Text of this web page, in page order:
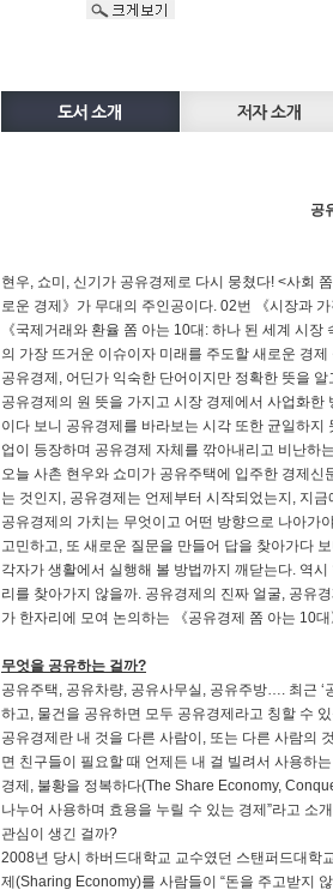
공
현우, 쇼미, 신기가 공유경제로 다시 뭉쳤다! <사회
로운 경제》가 무대의 주인공이다. 02번 《시장과
《국제거래와 환율 쫌 아는 10대: 하나 된 세계 시
의 가장 뜨거운 이슈이자 미래를 주도할 새로운 경
공유경제, 어딘가 익숙한 단어이지만 정확한 뜻을
공유경제의 원 뜻을 가지고 시장 경제에서 사업화
이다 보니 공유경제를 바라보는 시각 또한 균일하지
업이 등장하며 공유경제 자체를 깎아내리고 비난하
오늘 사촌 현우와 쇼미가 공유주택에 입주한 경제
는 것인지, 공유경제는 언제부터 시작되었는지, 지
공유경제의 가치는 무엇이고 어떤 방향으로 나아가
고민하고, 또 새로운 질문을 만들어 답을 찾아가다
각자가 생활에서 실행해 볼 방법까지 깨닫는다. 역
리를 찾아가지 않을까. 공유경제의 진짜 얼굴, 공유
가 한자리에 모여 논의하는 《공유경제 쫌 아는 10
무엇을 공유하는 걸까?
공유주택, 공유차량, 공유사무실, 공유주방…. 최근 ‘
하고, 물건을 공유하면 모두 공유경제라고 칭할 수
공유경제란 내 것을 다른 사람이, 또는 다른 사람의
면 친구들이 필요할 때 언제든 내 걸 빌려서 사용하
경제, 불황을 정복하다(The Share Economy,
나누어 사용하며 효용을 누릴 수 있는 경제”라고 소
관심이 생긴 걸까?
2008년 당시 하버드대학교 교수였던 스탠퍼드대학
제(Sharing Economy)를 사람들이 “돈을 주고받지